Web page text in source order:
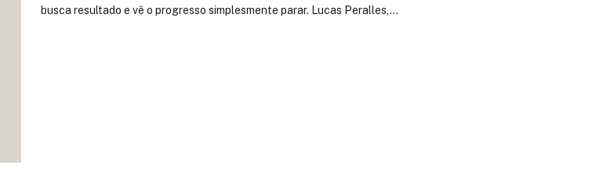
busca resultado e vê o progresso simplesmente parar. Lucas Peralles,…